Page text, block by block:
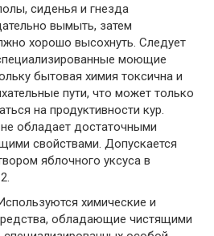
сиденья и гнезда
вымыть, затем
хорошо высохнуть. Следует
моющие
бытовая химия токсична и
пути, что может только
на продуктивности кур.
обладает достаточными
свойствами. Допускается
яблочного уксуса в
химические и
обладающие чистящими